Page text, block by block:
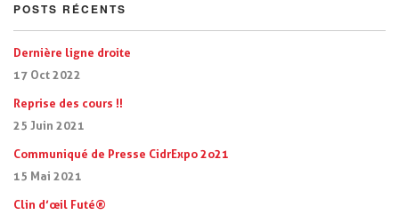
POSTS RÉCENTS
Dernière ligne droite
17 Oct 2022
Reprise des cours !!
25 Juin 2021
Communiqué de Presse CidrExpo 2o21
15 Mai 2021
Clin d’œil Futé®